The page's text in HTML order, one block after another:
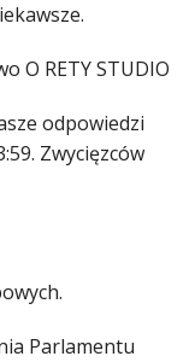
O RETY STUDIO
odpowiedzi
Zwycięzców
Parlamentu